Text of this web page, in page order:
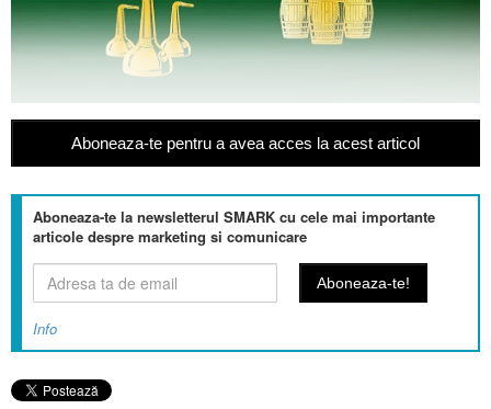
Aboneaza-te pentru a avea acces la acest articol
Aboneaza-te la newsletterul SMARK cu cele mai importante
articole despre marketing si comunicare
Info